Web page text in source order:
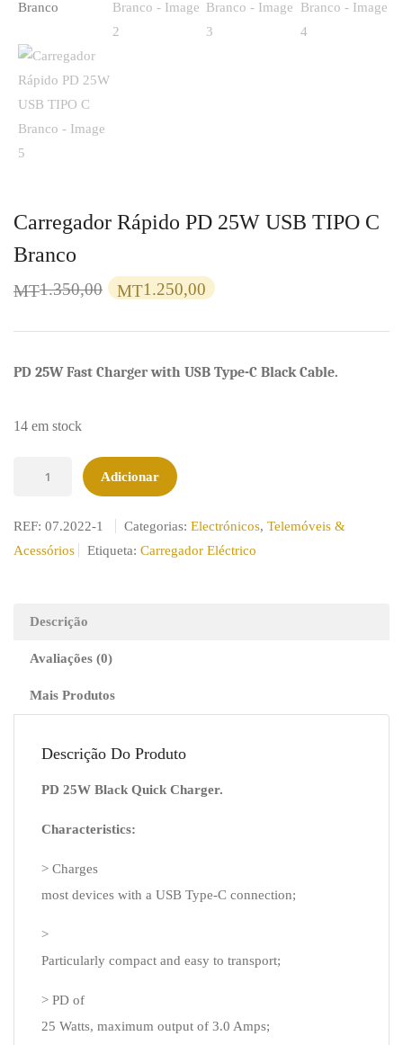
Carregador Rápido PD 25W USB TIPO C
Branco
MT1.350,00 O
original
era:
MT1.250,00 O
atual
é:
PD 25W Fast Charger with USB Type-C Black Cable.
14 em stock
Adicionar
REF: 07.2022-1 Categorias: Electrónicos, Telemóveis &
Acessórios
Etiqueta: Carregador Eléctrico
Descrição
Avaliações (0)
Mais Produtos
Descrição Do Produto
PD 25W Black Quick Charger.
Characteristics:
> Charges
most devices with a USB Type-C connection;
>
Particularly compact and easy to transport;
> PD of
25 Watts, maximum output of 3.0 Amps;